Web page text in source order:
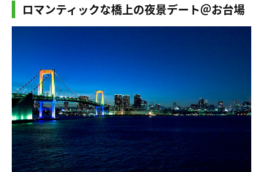
ロマンティックな橋上の夜景デート＠お台場